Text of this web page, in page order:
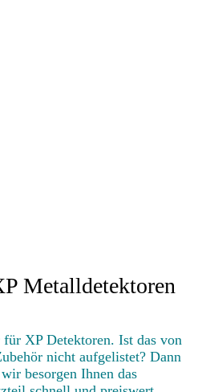
Metalldetektoren
XP Detektoren. Ist das von
nicht aufgelistet? Dann
besorgen Ihnen das